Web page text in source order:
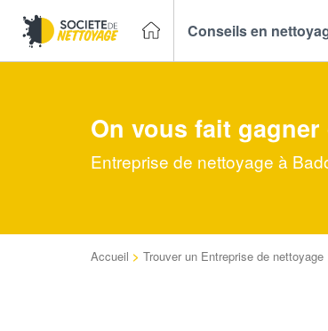
Conseils en
On vous fait
Entreprise de nettoyage à
Accueil > Trouver un Entreprise de nettoyage